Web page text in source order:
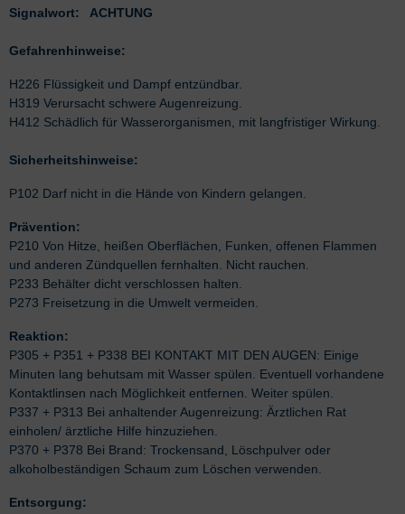
Signalwort: ACHTUNG
Gefahrenhinweise:
H226 Flüssigkeit und Dampf entzündbar.
H319 Verursacht schwere Augenreizung.
H412 Schädlich für Wasserorganismen, mit langfristiger Wirkung.
Sicherheitshinweise:
P102 Darf nicht in die Hände von Kindern gelangen.
Prävention:
P210 Von Hitze, heißen Oberflächen, Funken, offenen Flammen
und anderen Zündquellen fernhalten. Nicht rauchen.
P233 Behälter dicht verschlossen halten.
P273 Freisetzung in die Umwelt vermeiden.
Reaktion:
P305 + P351 + P338 BEI KONTAKT MIT DEN AUGEN: Einige
Minuten lang behutsam mit Wasser spülen. Eventuell vorhandene
Kontaktlinsen nach Möglichkeit entfernen. Weiter spülen.
P337 + P313 Bei anhaltender Augenreizung: Ärztlichen Rat
einholen/ ärztliche Hilfe hinzuziehen.
P370 + P378 Bei Brand: Trockensand, Löschpulver oder
alkoholbeständigen Schaum zum Löschen verwenden.
Entsorgung: